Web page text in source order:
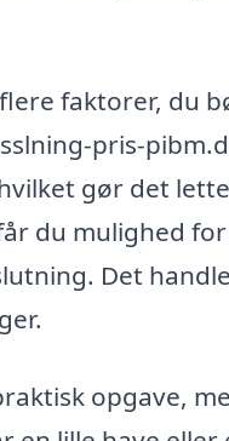
faktorer, du
pris-
gør det
du mulighed
Det
opgave,